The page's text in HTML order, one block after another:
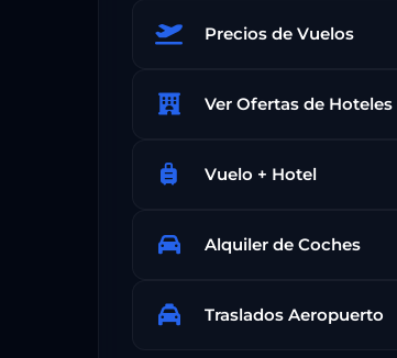
Precios de Vuelos
Ver Ofertas de Hoteles
Vuelo + Hotel
Alquiler de Coches
Traslados Aeropuerto